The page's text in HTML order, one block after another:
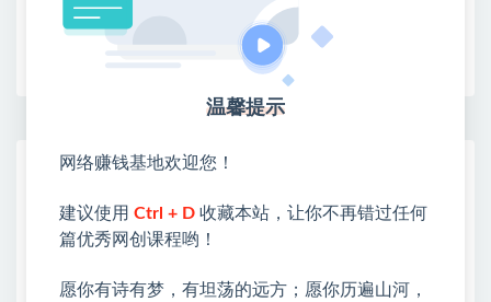
链接
网赚基地简介
站长微信：无
❤本站：本站整合多方资源站，主要面向互联网创业
❤能助您：找项目 + 低成本创业 + 减少信息差 + 见识
温馨提示
网络赚钱基地欢迎您！
建议使用 Ctrl + D 收藏本站，让你不再错过任何
篇优秀网创课程哟！
愿你有诗有梦，有坦荡的远方；愿你历遍山河，